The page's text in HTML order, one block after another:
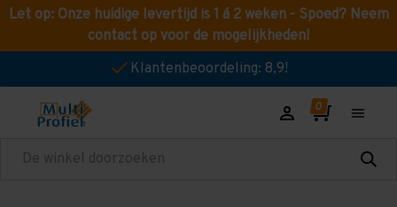
Let op: Onze huidige levertijd is 1 á 2 weken - Spoed? Neem
contact op voor de mogelijkheden!
Klantenbeoordeling: 8,9!
Zoeken